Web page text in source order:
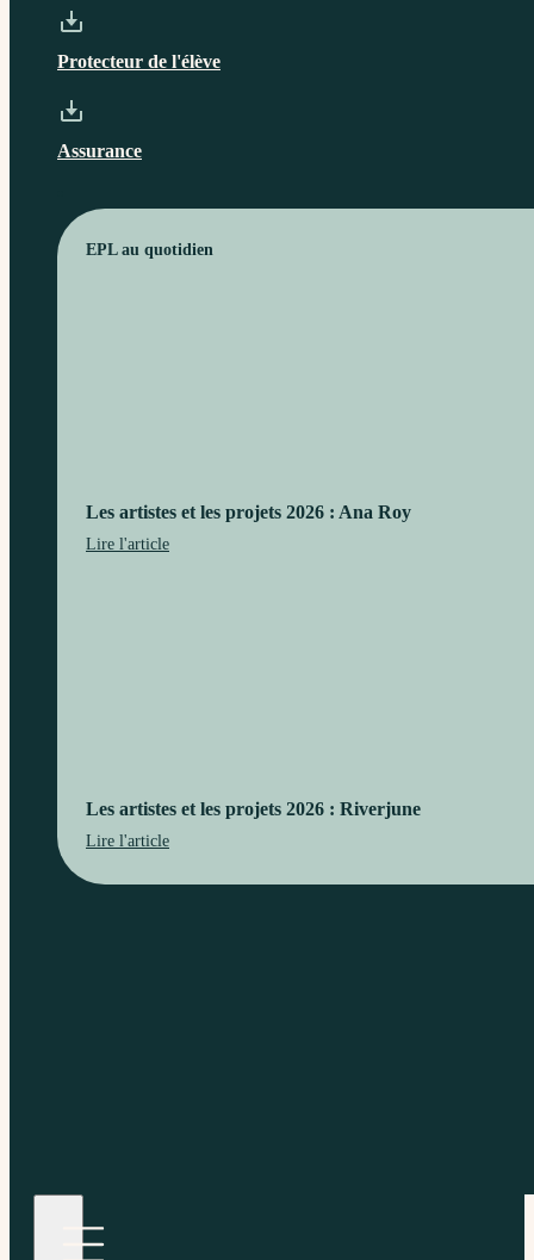
Protecteur de l'élève
Assurance
EPL au quotidien
Les artistes et les projets 2026 : Ana Roy
Lire l'article
Les artistes et les projets 2026 : Riverjune
Lire l'article